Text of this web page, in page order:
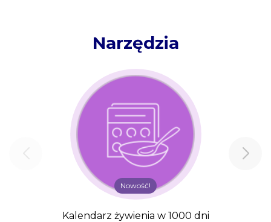
Narzędzia
Nowość!
Kalendarz żywienia w 1000 dni